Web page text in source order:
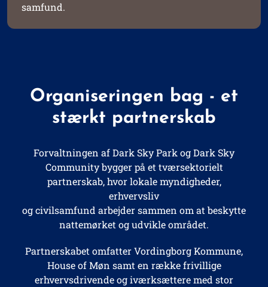
samfund.
Organiseringen bag - et
stærkt partnerskab
Forvaltningen af Dark Sky Park og Dark Sky
Community bygger på et tværsektorielt
partnerskab, hvor lokale myndigheder,
erhvervsliv
og civilsamfund arbejder sammen om at beskytte
nattemørket og udvikle området.
Partnerskabet omfatter Vordingborg Kommune,
House of Møn samt en række frivillige
erhvervsdrivende og iværksættere med stor